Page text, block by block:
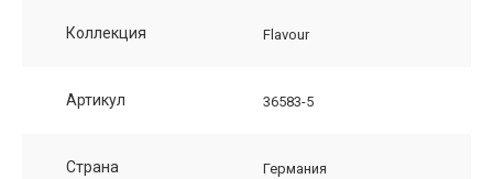
Коллекция Flavour
Артикул 36583-5
Страна Германия